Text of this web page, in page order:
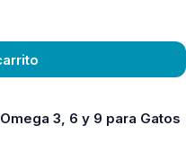
3, 6 y 9 para Gatos